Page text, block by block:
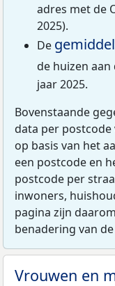
adres met de
2025).
De
de huizen
jaar 2025.
Bovenstaande
data per postcode
op basis van het
een postcode en
postcode per
inwoners,
pagina zijn
benadering van
Vrouwen en